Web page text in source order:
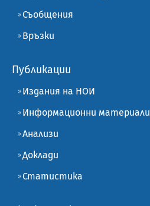
Съобщения
Връзки
Публикации
Издания на НОИ
Информационни материали
Анализи
Доклади
Статистика